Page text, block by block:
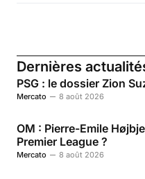
Dernières
PSG : le dossier Zion
Mercato 8 août 2026
OM : Pierre-Emile
Premier League ?
Mercato 8 août 2026